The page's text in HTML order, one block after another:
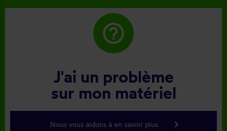
help_outline
J'ai un problème
sur mon matériel
Nous vous aidons à en savoir plus keyboard_arrow_right